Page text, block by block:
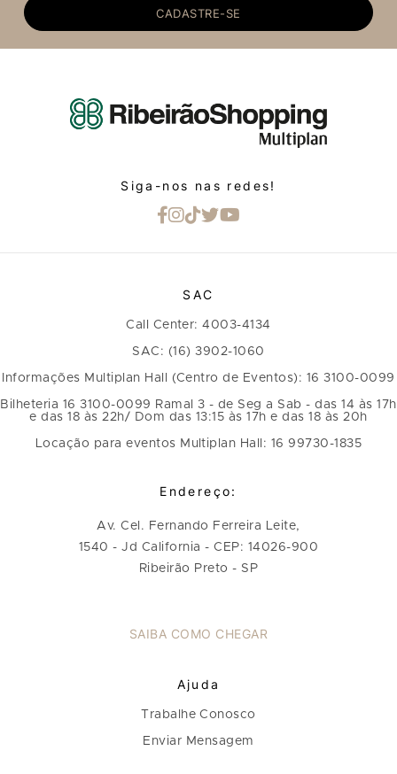
CADASTRE-SE
Siga-nos nas redes!
SAC
Call Center: 4003-4134
SAC: (16) 3902-1060
Informações Multiplan Hall (Centro de Eventos): 16 3100-0099
Bilheteria 16 3100-0099 Ramal 3 - de Seg a Sab - das 14 às 17h
e das 18 às 22h/ Dom das 13:15 às 17h e das 18 às 20h
Locação para eventos Multiplan Hall: 16 99730-1835
Endereço:
Av. Cel. Fernando Ferreira Leite,
1540 - Jd California - CEP: 14026-900
Ribeirão Preto - SP
SAIBA COMO CHEGAR
Ajuda
Trabalhe Conosco
Enviar Mensagem